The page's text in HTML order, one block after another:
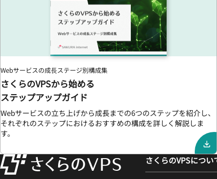
Webサービスの成⻑ステージ別構成集
さくらのVPSから始める
ステップアップガイド
Webサービスの立ち上げから成長までの6つのステップを紹介し、
それぞれのステップにおけるおすすめの構成を詳しく解説しま
す。
さくらのVPSについ